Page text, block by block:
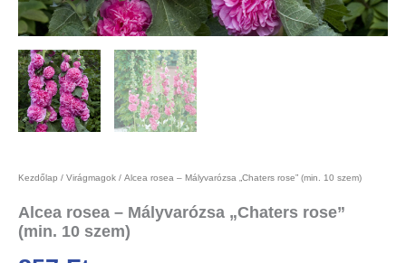
Kezdőlap / Virágmagok / Alcea rosea – Mályvarózsa „Chaters rose” (min. 10 szem)
Alcea rosea – Mályvarózsa „Chaters rose”
(min. 10 szem)